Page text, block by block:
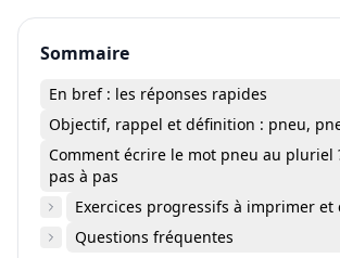
Sommaire
En bref : les réponses rapides
Objectif, rappel et définition : pneu,
Comment écrire le mot pneu au pluriel
pas à pas
Exercices progressifs à imprimer et
Questions fréquentes